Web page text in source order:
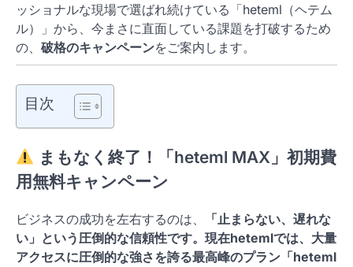
ッショナルな現場で選ばれ続けている「heteml（ヘテム
ル）」から、今まさに直面している課題を打破するため
の、 破格のキャンペーンをご案内します。
目次
まもなく終了！「heteml MAX」初期費
用無料キャンペーン
ビジネスの成功を左右するのは、
「止まらない、遅れな
い」という圧倒的な信頼性です。現在hetemlでは、大量
アクセスに圧倒的な強さを誇る最高峰のプラン「heteml